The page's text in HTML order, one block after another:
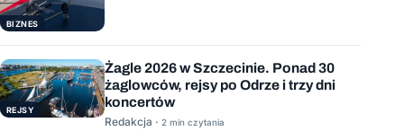
BIZNES
REJSY
Żagle 2026 w Szczecinie. Ponad 30
żaglowców, rejsy po Odrze i trzy dni
koncertów
Redakcja · 2 min czytania